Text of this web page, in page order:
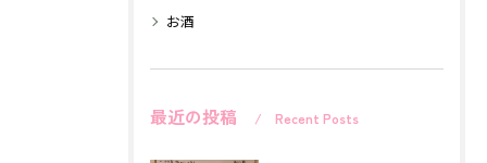
お酒
最近の投稿 Recent Posts